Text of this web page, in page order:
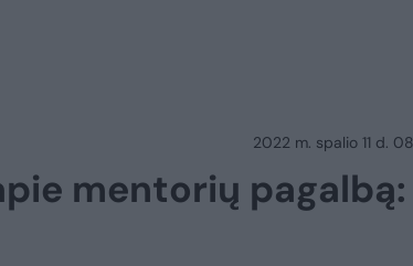
2022 m. spalio 11 d.
mentorių pagalbą: